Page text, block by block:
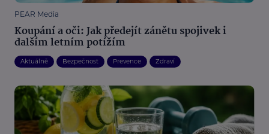
PEAR Media
Koupání a oči: Jak předejít zánětu spojivek i
dalším letním potížím
Aktuálně Bezpečnost Prevence Zdraví